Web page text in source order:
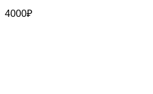
4000₽